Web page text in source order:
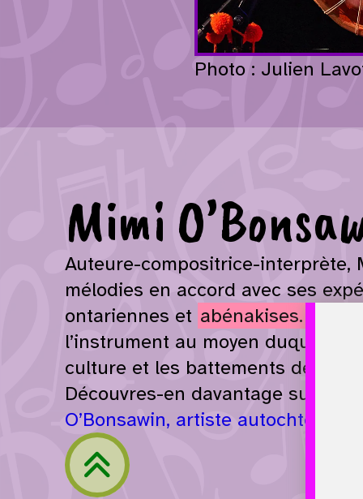
Photo : Julien
Mimi
Auteure-compositrice-interprète,
mélodies en accord avec ses
ontariennes et abénakises.
l’instrument au moyen duquel
culture et les battements de
Découvres-en davantage sur
O’Bonsawin, artiste autochtone
Retour à la navigation